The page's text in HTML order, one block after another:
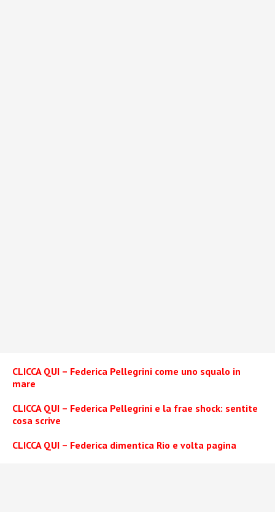
CLICCA QUI – Federica Pellegrini come uno squalo in
mare
CLICCA QUI – Federica Pellegrini e la frae shock: sentite
cosa scrive
CLICCA QUI – Federica dimentica Rio e volta pagina